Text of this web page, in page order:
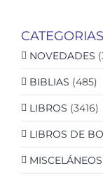
CATEGORIAS
NOVEDADES
BIBLIAS (485)
LIBROS (3416)
LIBROS DE
MISCELÁNEOS